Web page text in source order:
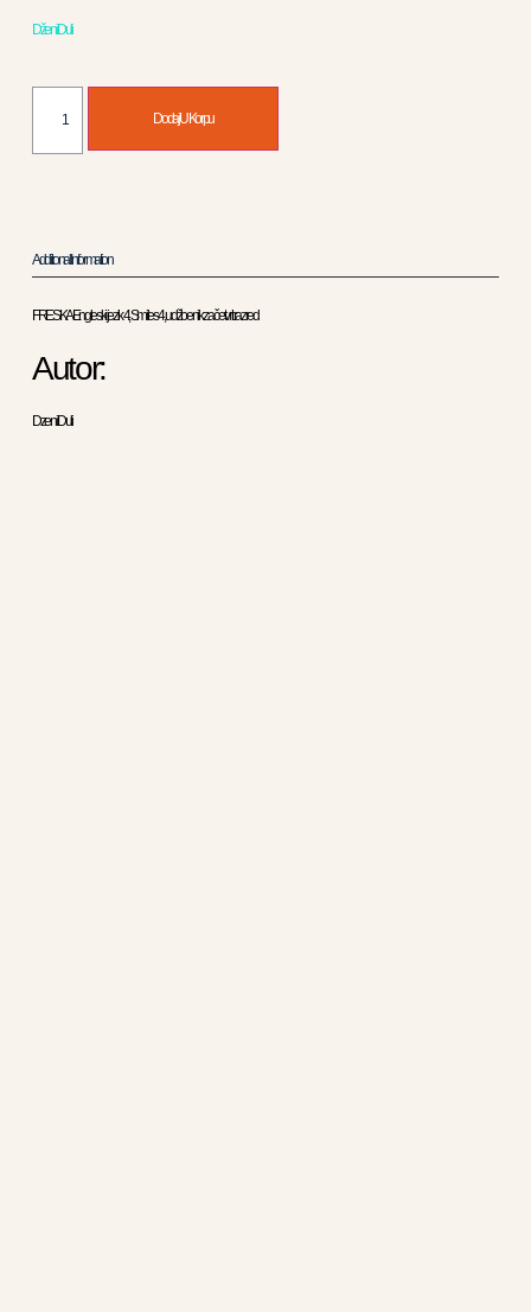
Dženi Duli
Dodaj U Korpu
Additional Information
FRESKA Engleski jezik 4, Smiles 4, udžbenik za četvrti razred
Autor:
Dzeni Duli